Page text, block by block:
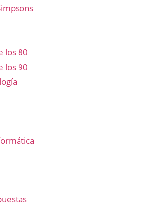
los 80
los 90